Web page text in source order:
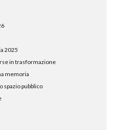
2025
in trasformazione
memoria
spazio pubblico